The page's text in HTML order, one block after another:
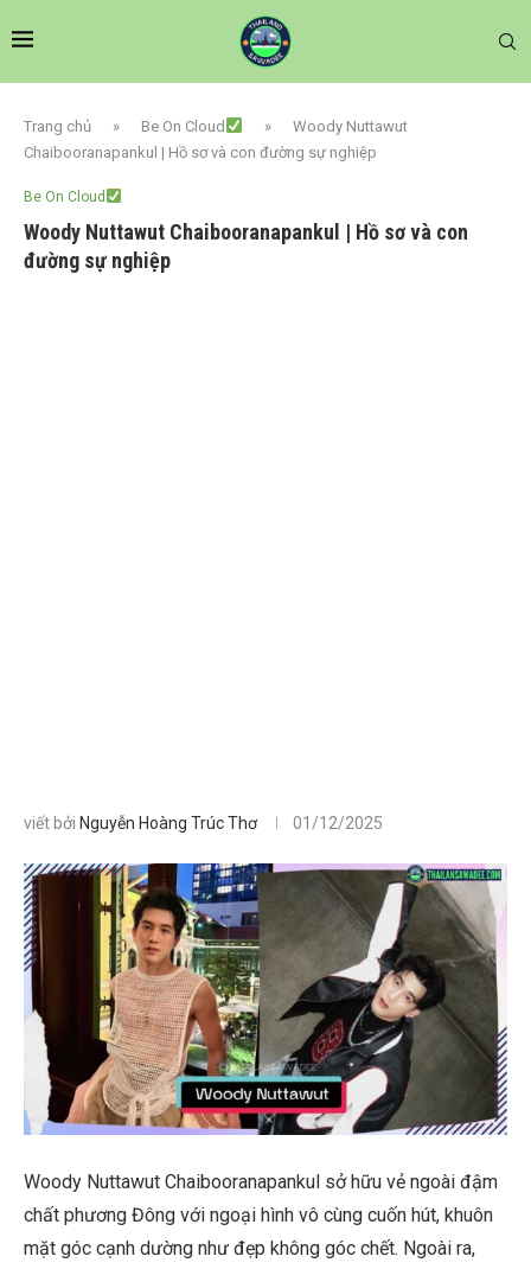
Trang chủ » Be On Cloud »
Woody Nuttawut
Chaibooranapankul | Hồ sơ và con đường sự nghiệp
Be On Cloud
Woody Nuttawut Chaibooranapankul | Hồ sơ và con
đường sự nghiệp
viết bởi Nguyễn Hoàng Trúc Thơ 01/12/2025
Woody Nuttawut Chaibooranapankul sở hữu vẻ ngoài đậm
chất phương Đông với ngoại hình vô cùng cuốn hút, khuôn
mặt góc cạnh dường như đẹp không góc chết. Ngoài ra,